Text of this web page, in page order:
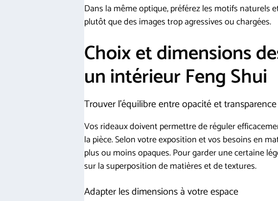
Dans la même optique, préférez les motifs naturels
plutôt que des images trop agressives ou chargées.
Choix et dimensions
un intérieur Feng Shui
Trouver l’équilibre entre opacité et transparence
Vos rideaux doivent permettre de réguler
la pièce. Selon votre exposition et vos besoins en
plus ou moins opaques. Pour garder une certaine
sur la superposition de matières et de textures.
Adapter les dimensions à votre espace